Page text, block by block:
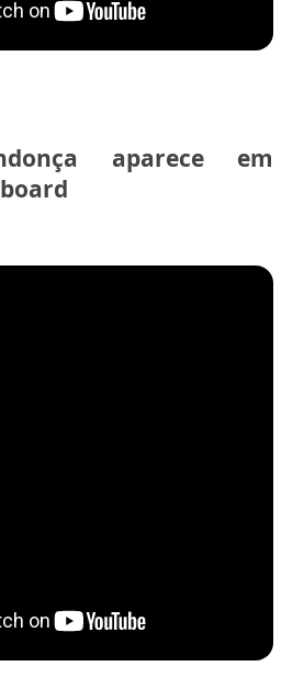
aparece em